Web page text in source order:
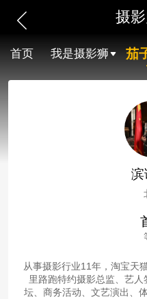
摄
首页 我是摄影狮 茄
滨
从事摄影行业11年，淘宝天
里路跑特约摄影总监、艺
坛、商务活动、文艺演出、